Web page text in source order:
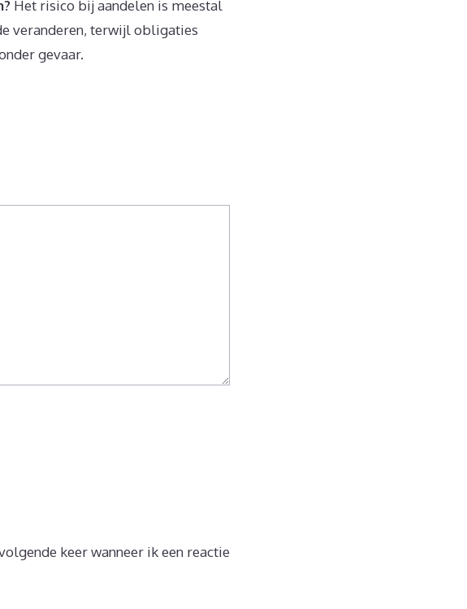
Het risico bij aandelen is meestal
veranderen, terwijl obligaties
gevaar.
keer wanneer ik een reactie